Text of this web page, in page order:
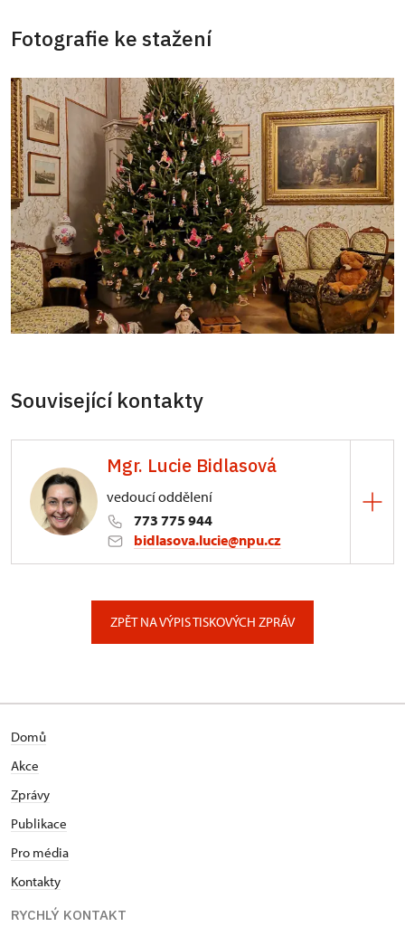
Fotografie ke stažení
Související kontakty
Mgr. Lucie Bidlasová
vedoucí oddělení
773 775 944
bidlasova.lucie@npu.cz
ZPĚT NA VÝPIS TISKOVÝCH ZPRÁV
Domů
Akce
Zprávy
Publikace
Pro média
Kontakty
RYCHLÝ KONTAKT